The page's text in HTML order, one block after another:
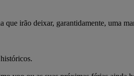
que irão deixar, garantidamente, uma